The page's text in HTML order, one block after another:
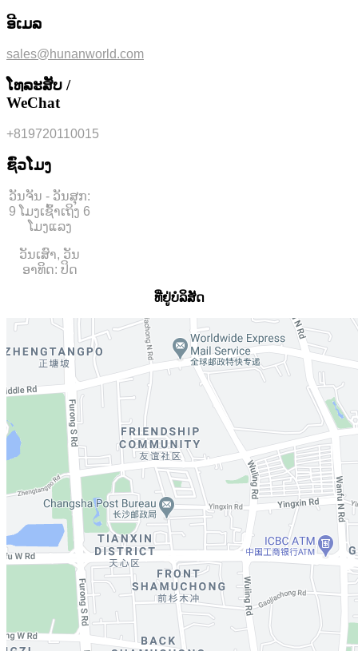
ອີເມລ
sales@hunanworld.com
ໂທລະສັບ /
WeChat
+819720110015
ຊົ່ວໂມງ
ວັນຈັນ - ວັນສຸກ:
9 ໂມງເຊົ້າເຖິງ 6
ໂມງແລງ
ວັນເສົາ, ວັນ
ອາທິດ: ປິດ
ທີ່ຢູ່ບໍລິສັດ